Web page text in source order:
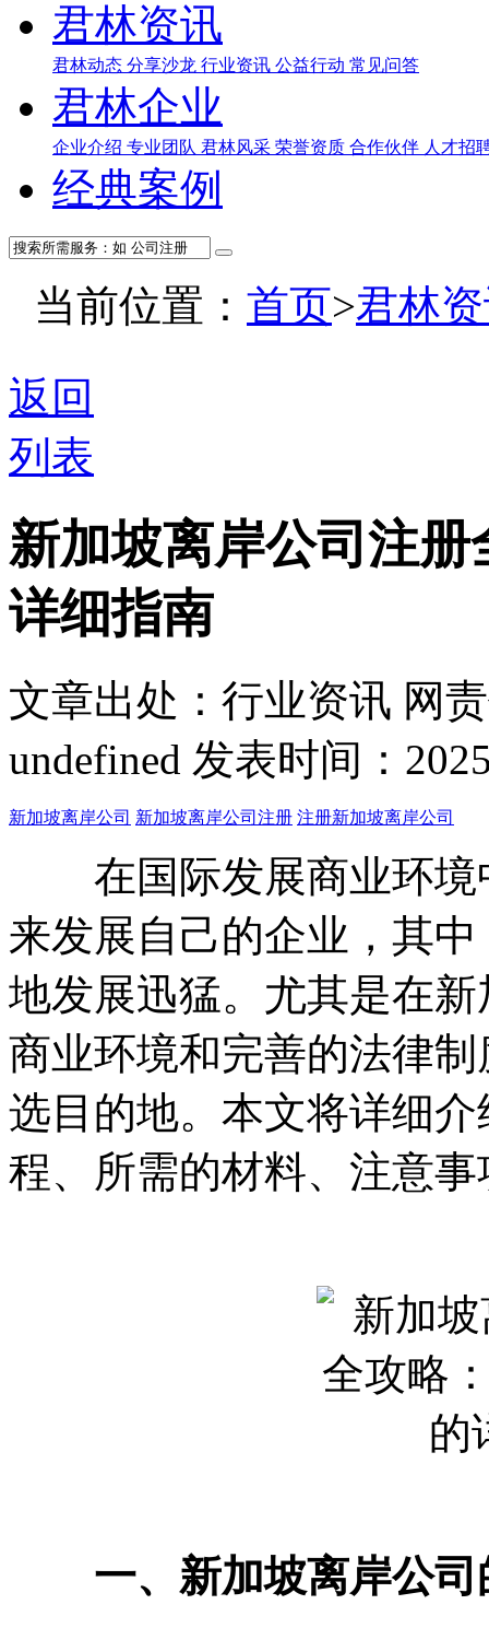
君林资讯
君林动态 分享沙龙 行业资讯 公益行动 常见问答
君林企业
企业介绍 专业团队 君林风采 荣誉资质 合作伙伴 人才招
经典案例
当前位置： 首页>君林
返回
列表
新加坡离岸公司注
详细指南
文章出处：行业资讯 网
undefined 发表时间：
新加坡离岸公司 新加坡离岸公司注册 注册新加坡离岸公司
在国际发展商业环境
来发展自己的企业，其
地发展迅猛。尤其是在
商业环境和完善的法律
选目的地。本文将详细介
程、所需的材料、注意
一、新加坡离岸公司